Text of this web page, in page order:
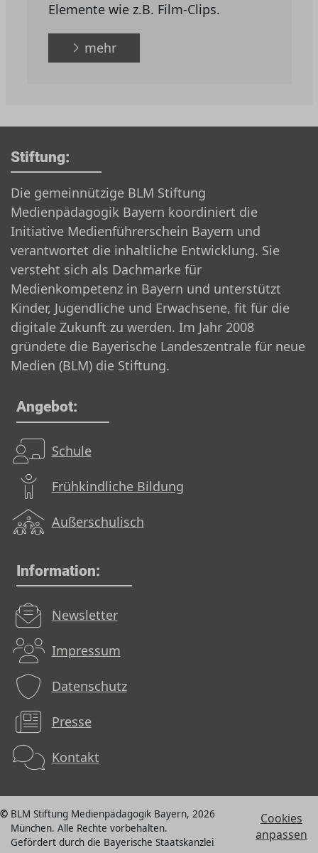
Elemente wie z.B. Film-Clips.
mehr
Stiftung:
Die gemeinnützige BLM Stiftung
Medienpädagogik Bayern koordiniert die
Initiative Medienführerschein Bayern und
verantwortet die inhaltliche Entwicklung. Sie
versteht sich als Dachmarke für
Medienkompetenz in Bayern und unterstützt
Kinder, Jugendliche und Erwachsene, fit für die
digitale Zukunft zu werden. Im Jahr 2008
gründete die Bayerische Landeszentrale für neue
Medien (BLM) die Stiftung.
Angebot:
Schule
Frühkindliche Bildung
Außerschulisch
Information:
Newsletter
Impressum
Datenschutz
Presse
Kontakt
BLM Stiftung Medienpädagogik Bayern, 2026
München. Alle Rechte vorbehalten.
Gefördert durch die Bayerische Staatskanzlei
Cookies
anpassen